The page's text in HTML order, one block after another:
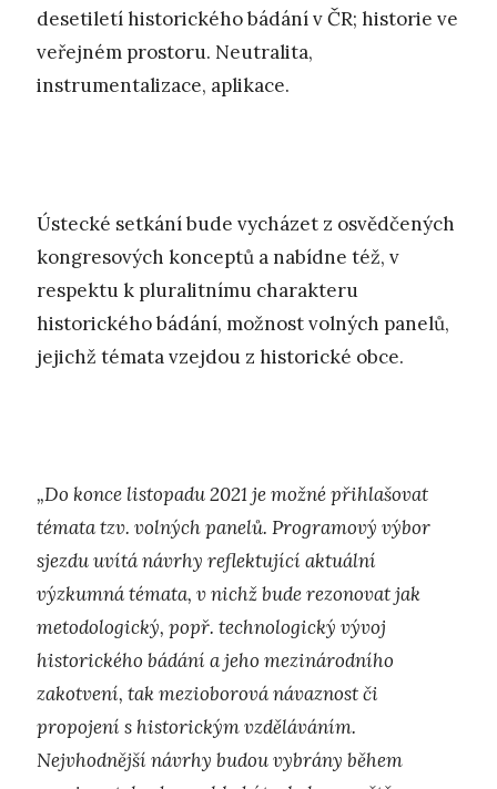
desetiletí historického bádání v ČR; historie ve
veřejném prostoru. Neutralita,
instrumentalizace, aplikace.
Ústecké setkání bude vycházet z osvědčených
kongresových konceptů a nabídne též, v
respektu k pluralitnímu charakteru
historického bádání, možnost volných panelů,
jejichž témata vzejdou z historické obce.
„Do konce listopadu 2021 je možné přihlašovat
témata tzv. volných panelů. Programový výbor
sjezdu uvítá návrhy reflektující aktuální
výzkumná témata, v nichž bude rezonovat jak
metodologický, popř. technologický vývoj
historického bádání a jeho mezinárodního
zakotvení, tak mezioborová návaznost či
propojení s historickým vzděláváním.
Nejvhodnější návrhy budou vybrány během